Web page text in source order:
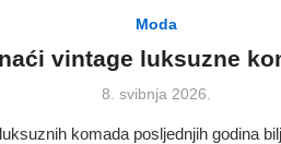
Moda
vintage luksuzne
Posted
8. svibnja 2026.
komada posljednjih godina